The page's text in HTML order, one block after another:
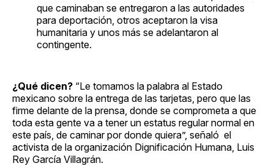
que caminaban se entregaron a las autoridades
para deportación, otros aceptaron la visa
humanitaria y unos más se adelantaron al
contingente.
¿Qué dicen? “Le tomamos la palabra al Estado
mexicano sobre la entrega de las tarjetas, pero que las
firme delante de la prensa, donde se comprometa a que
toda esta gente va a tener un estatus regular normal en
este país, de caminar por donde quiera”, señaló el
activista de la organización Dignificación Humana, Luis
Rey García Villagrán.